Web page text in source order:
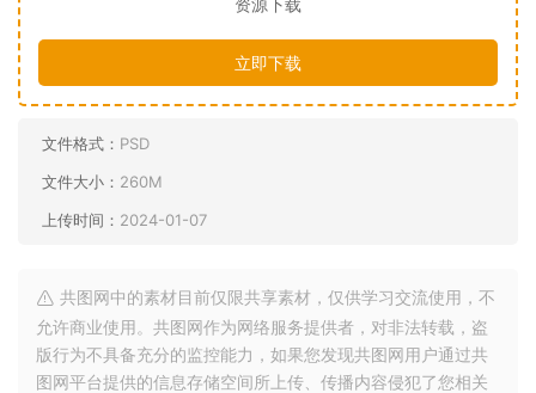
立即下载
文件格式： PSD
文件大小： 260M
上传时间： 2024-01-07
共图网中的素材目前仅限共享素材，仅供学习交流使用，不
允许商业使用。共图网作为网络服务提供者，对非法转载，盗
版行为不具备充分的监控能力，如果您发现共图网用户通过共
图网平台提供的信息存储空间所上传、传播内容侵犯了您相关